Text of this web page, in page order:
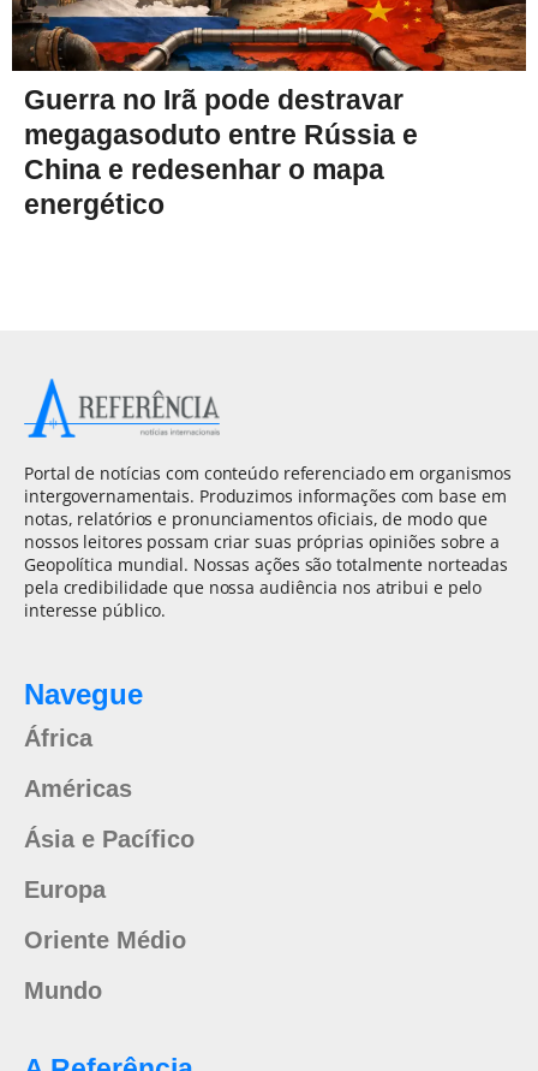
Guerra no Irã pode destravar
megagasoduto entre Rússia e
China e redesenhar o mapa
energético
Portal de notícias com conteúdo referenciado em organismos
intergovernamentais. Produzimos informações com base em
notas, relatórios e pronunciamentos oficiais, de modo que
nossos leitores possam criar suas próprias opiniões sobre a
Geopolítica mundial. Nossas ações são totalmente norteadas
pela credibilidade que nossa audiência nos atribui e pelo
interesse público.
Navegue
África
Américas
Ásia e Pacífico
Europa
Oriente Médio
Mundo